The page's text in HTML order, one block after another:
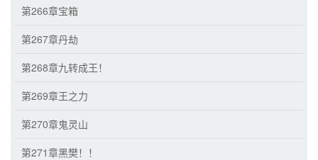
第266章宝箱
第267章丹劫
第268章九转成王！
第269章王之力
第270章鬼灵山
第271章黑樊！！